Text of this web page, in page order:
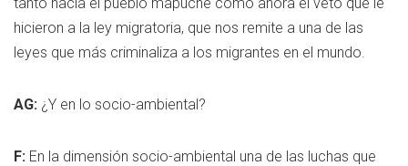
hicieron a la ley migratoria, que nos remite a una de las
leyes que más criminaliza a los migrantes en el mundo.
AG: ¿Y en lo socio-ambiental?
F: En la dimensión socio-ambiental una de las luchas que